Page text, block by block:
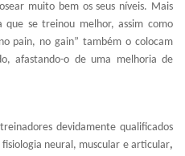
muito bem os seus níveis. Mais
que se treinou melhor, assim como
pain, no gain” também o colocam
afastando-o de uma melhoria de
devidamente qualificados
neural, muscular e articular,